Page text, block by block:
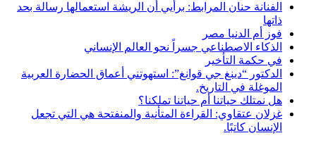
الفنانة حنان المرابط: برأيي أن الريشة استعمالها رسالة بحد
ذاتها
فوز أم الدنيا مصر
الذكاء الاصطناعي جسراً نحو العالم الإنساني
في حكمة التأخير
الدكتور “دينغ جي قوانغ”: استهوتني أعماق الحضارة العربية
الموغلة في التاريخ.
هل نمتلك حياتنا أم حياتنا تملكنا؟
غزلان عتقاوي: القراءة المتأنية والمنفتحة هي التي تجعل
الإنسان كاتبًا.